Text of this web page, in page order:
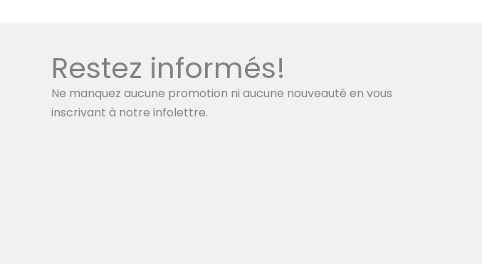
Restez informés!
Ne manquez aucune promotion ni aucune nouveauté en vous
inscrivant à notre infolettre.